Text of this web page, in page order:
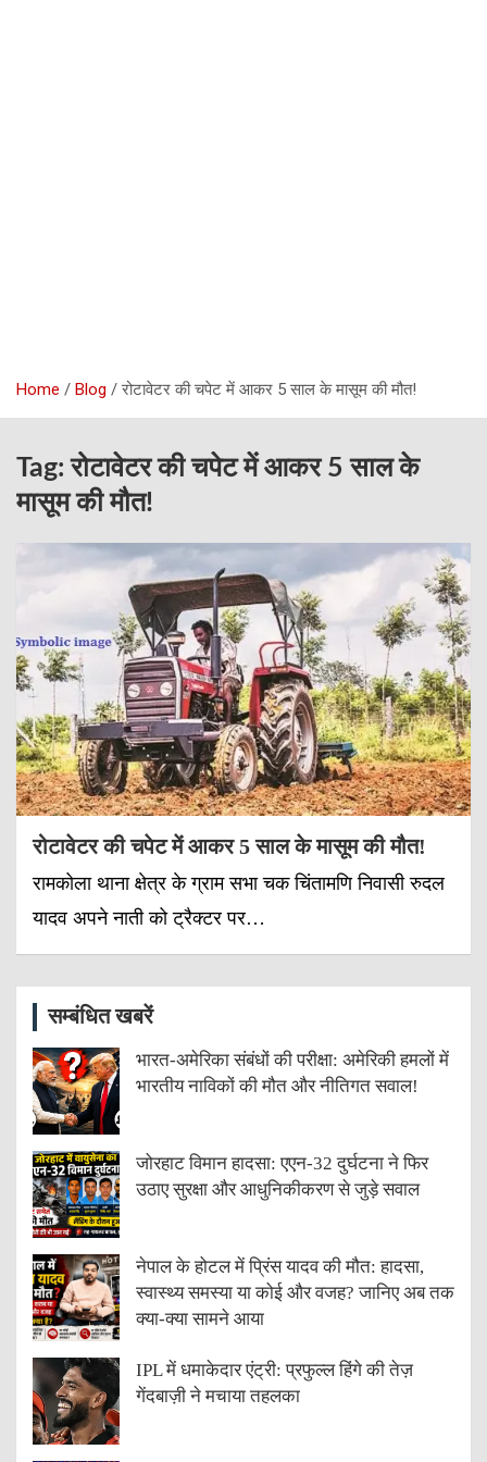
Home Blog रोटावेटर की चपेट में आकर 5 साल के मासूम की मौत!
Tag:रोटावेटर की चपेट में आकर 5 साल के
मासूम की मौत!
रोटावेटर की चपेट में आकर 5 साल के मासूम की मौत!
रामकोला थाना क्षेत्र के ग्राम सभा चक चिंतामणि निवासी रुदल
यादव अपने नाती को ट्रैक्टर पर…
सम्बंधित खबरें
भारत-अमेरिका संबंधों की परीक्षा: अमेरिकी हमलों में
भारतीय नाविकों की मौत और नीतिगत सवाल!
जोरहाट विमान हादसा: एएन-32 दुर्घटना ने फिर
उठाए सुरक्षा और आधुनिकीकरण से जुड़े सवाल
नेपाल के होटल में प्रिंस यादव की मौत: हादसा,
स्वास्थ्य समस्या या कोई और वजह? जानिए अब तक
क्या-क्या सामने आया
IPL में धमाकेदार एंट्री: प्रफुल्ल हिंगे की तेज़
गेंदबाज़ी ने मचाया तहलका